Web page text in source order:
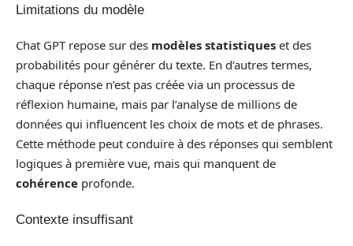
Limitations du modèle
Chat GPT repose sur des modèles statistiques et des
probabilités pour générer du texte. En d’autres termes,
chaque réponse n’est pas créée via un processus de
réflexion humaine, mais par l’analyse de millions de
données qui influencent les choix de mots et de phrases.
Cette méthode peut conduire à des réponses qui semblent
logiques à première vue, mais qui manquent de
cohérence profonde.
Contexte insuffisant